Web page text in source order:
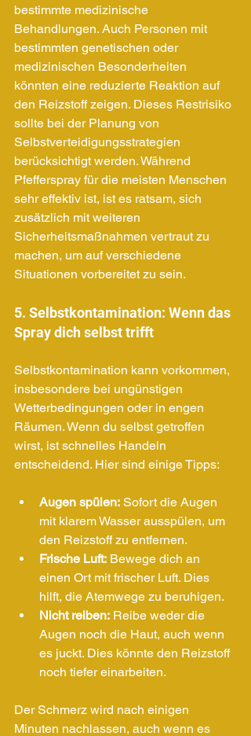
bestimmte medizinische
Behandlungen. Auch Personen mit
bestimmten genetischen oder
medizinischen Besonderheiten
könnten eine reduzierte Reaktion auf
den Reizstoff zeigen. Dieses Restrisiko
sollte bei der Planung von
Selbstverteidigungsstrategien
berücksichtigt werden. Während
Pfefferspray für die meisten Menschen
sehr effektiv ist, ist es ratsam, sich
zusätzlich mit weiteren
Sicherheitsmaßnahmen vertraut zu
machen, um auf verschiedene
Situationen vorbereitet zu sein.
5. Selbstkontamination: Wenn das
Spray dich selbst trifft
Selbstkontamination kann vorkommen,
insbesondere bei ungünstigen
Wetterbedingungen oder in engen
Räumen. Wenn du selbst getroffen
wirst, ist schnelles Handeln
entscheidend. Hier sind einige Tipps:
Augen spülen: Sofort die Augen
mit klarem Wasser ausspülen, um
den Reizstoff zu entfernen.
Frische Luft: Bewege dich an
einen Ort mit frischer Luft. Dies
hilft, die Atemwege zu beruhigen.
Nicht reiben: Reibe weder die
Augen noch die Haut, auch wenn
es juckt. Dies könnte den Reizstoff
noch tiefer einarbeiten.
Der Schmerz wird nach einigen
Minuten nachlassen, auch wenn es